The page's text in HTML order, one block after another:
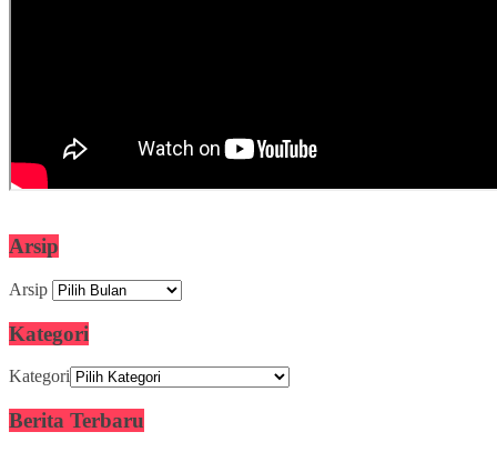
Arsip
Arsip
Kategori
Kategori
Berita Terbaru